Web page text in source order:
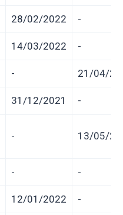
28/02/2022 -
14/03/2022 -
- 21/04/
31/12/2021 -
- 13/05/
- -
12/01/2022 -